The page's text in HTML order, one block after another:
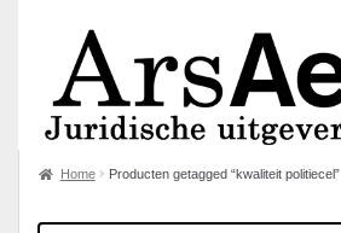
Home Producten getagged “kwaliteit politiecel”